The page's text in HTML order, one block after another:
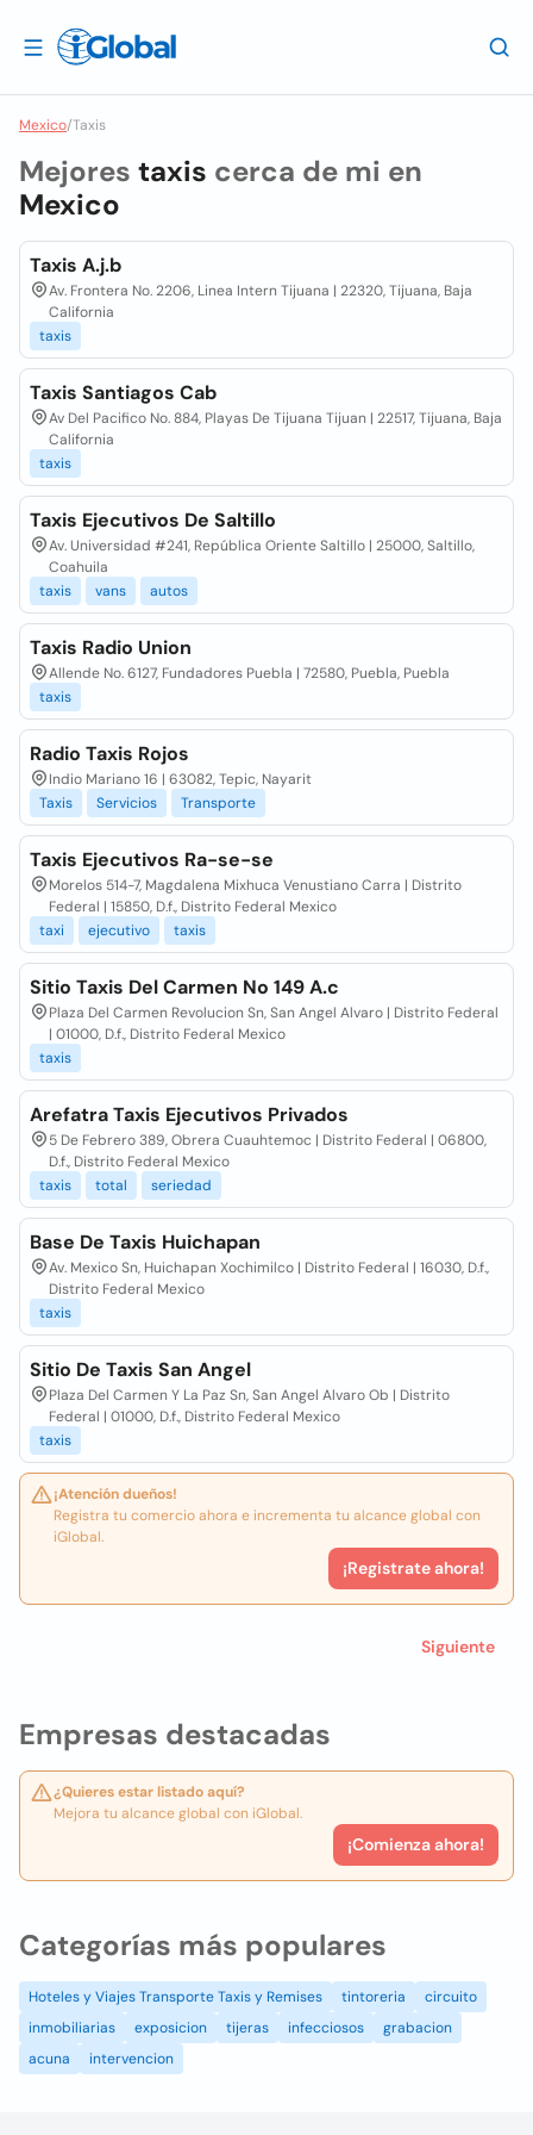
Mexico/Taxis
Empresas destacadas
¿Quieres estar listado aquí?
Mejora tu alcance global con iGlobal.
¡Comienza ahora!
Mejores taxis cerca de mi en
Mexico
Taxis A.j.b
Av. Frontera No. 2206, Linea Intern Tijuana | 22320, Tijuana, Baja
California
taxis
Taxis Santiagos Cab
Av Del Pacifico No. 884, Playas De Tijuana Tijuan | 22517, Tijuana, Baja
California
taxis
Taxis Ejecutivos De Saltillo
Av. Universidad #241, República Oriente Saltillo | 25000, Saltillo,
Coahuila
taxis
vans autos
Taxis Radio Union
Allende No. 6127, Fundadores Puebla | 72580, Puebla, Puebla
taxis
Radio Taxis Rojos
Indio Mariano 16 | 63082, Tepic, Nayarit
Taxis
Servicios Transporte
Taxis Ejecutivos Ra-se-se
Morelos 514-7, Magdalena Mixhuca Venustiano Carra | Distrito
Federal | 15850, D.f., Distrito Federal Mexico
taxi
ejecutivo taxis
Sitio Taxis Del Carmen No 149 A.c
Plaza Del Carmen Revolucion Sn, San Angel Alvaro | Distrito Federal
| 01000, D.f., Distrito Federal Mexico
taxis
Arefatra Taxis Ejecutivos Privados
5 De Febrero 389, Obrera Cuauhtemoc | Distrito Federal | 06800,
D.f., Distrito Federal Mexico
taxis
total seriedad
Base De Taxis Huichapan
Av. Mexico Sn, Huichapan Xochimilco | Distrito Federal | 16030, D.f.,
Distrito Federal Mexico
taxis
Sitio De Taxis San Angel
Plaza Del Carmen Y La Paz Sn, San Angel Alvaro Ob | Distrito
Federal | 01000, D.f., Distrito Federal Mexico
taxis
¡Atención dueños!
Registra tu comercio ahora e incrementa tu alcance global con
iGlobal.
¡Registrate ahora!
Siguiente
Categorías más populares
Hoteles y Viajes Transporte Taxis y Remises tintoreria
circuito
inmobiliarias
exposicion tijeras infecciosos
grabacion
acuna
intervencion